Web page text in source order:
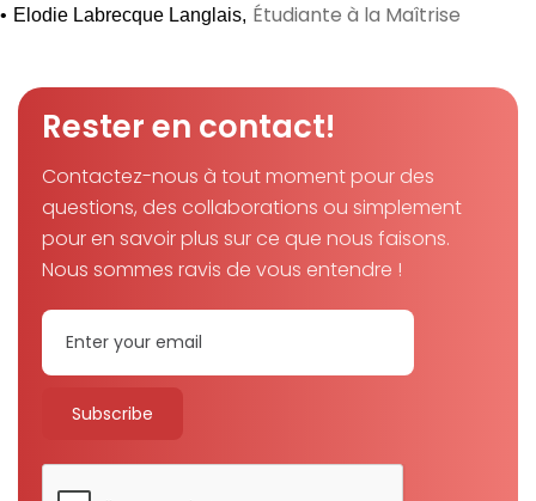
• Elodie Labrecque Langlais, Étudiante à la Maîtrise
Rester en contact!
Contactez-nous à tout moment pour des
questions, des collaborations ou simplement
pour en savoir plus sur ce que nous faisons.
Nous sommes ravis de vous entendre !